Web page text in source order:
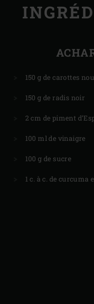
150 g de carottes
150 g de radis noir
2 cm de piment
100 ml de vinaigre
100 g de sucre
1 c. à c. de curcuma